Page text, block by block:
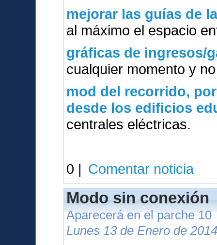
mejorar las guías de
al máximo el espacio
gráficas de ingresos/
cualquier momento y
mod del recorrido,
desde los edificios
centrales eléctricas.
0 | Comentar noticia
Modo sin conexión
Aparecerá en el parche 10
Lunes 13 de Enero de